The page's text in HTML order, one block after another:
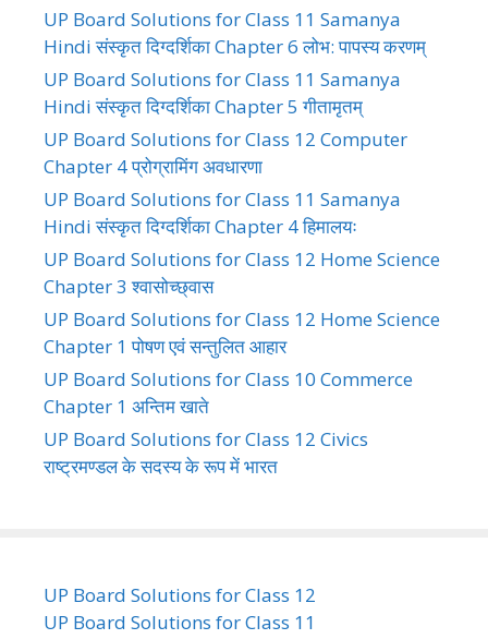
UP Board Solutions for Class 11 Samanya
Hindi संस्कृत दिग्दर्शिका Chapter 6 लोभ: पापस्य करणम्
UP Board Solutions for Class 11 Samanya
Hindi संस्कृत दिग्दर्शिका Chapter 5 गीतामृतम्
UP Board Solutions for Class 12 Computer
Chapter 4 प्रोग्रामिंग अवधारणा
UP Board Solutions for Class 11 Samanya
Hindi संस्कृत दिग्दर्शिका Chapter 4 हिमालयः
UP Board Solutions for Class 12 Home Science
Chapter 3 श्वासोच्छ्वास
UP Board Solutions for Class 12 Home Science
Chapter 1 पोषण एवं सन्तुलित आहार
UP Board Solutions for Class 10 Commerce
Chapter 1 अन्तिम खाते
UP Board Solutions for Class 12 Civics
राष्ट्रमण्डल के सदस्य के रूप में भारत
UP Board Solutions for Class 12
UP Board Solutions for Class 11